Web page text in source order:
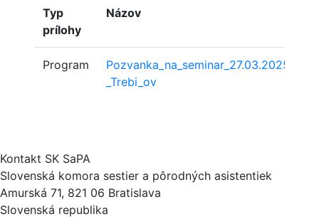
Typ
prílohy
Názov
Program
Pozvanka_na_seminar_27.03.2025_-
_Trebi_ov
Kontakt SK SaPA
Slovenská komora sestier a pôrodných asistentiek
Amurská 71, 821 06 Bratislava
Slovenská republika